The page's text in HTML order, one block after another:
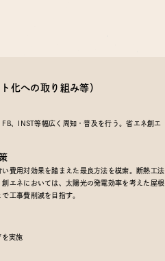
化への取り組み等）
、INST等幅広く周知・普及を行う。省エネ創エ
費用対効果を踏まえた最良方法を模索。断熱工法
エネにおいては、太陽光の発電効率を考えた屋根
工事費削減を目指す。
を実施